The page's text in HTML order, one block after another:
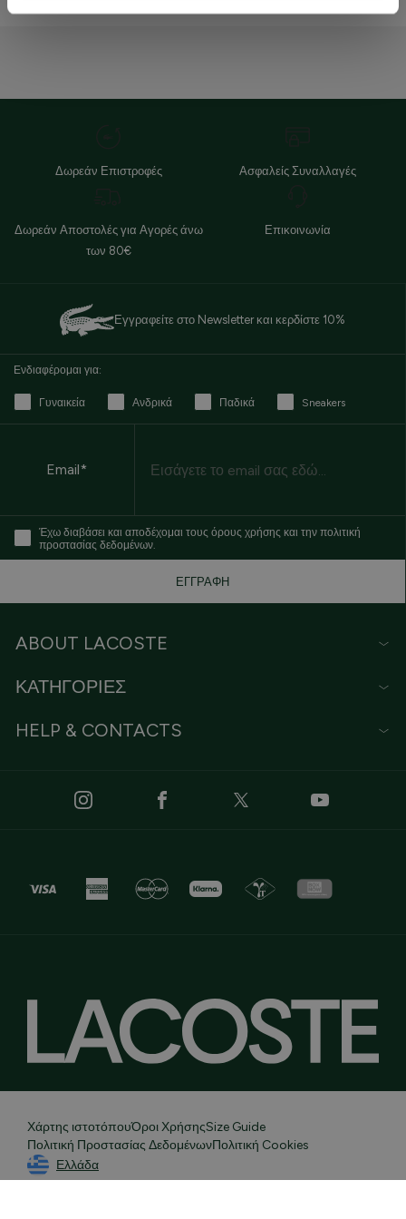
Δωρεάν Επιστροφές Ασφαλείς Συναλλαγές
Δωρεάν Αποστολές για Αγορές άνω
των 80€
Επικοινωνία
Εγγραφείτε στο Newsletter και κερδίστε 10%
Ενδιαφέρομαι για:
Γυναικεία Ανδρικά Παδικά Sneakers
Email*
Έχω διαβάσει και αποδέχομαι τους όρους χρήσης και την πολιτική
προστασίας δεδομένων.
ΕΓΓΡΑΦΗ
ABOUT LACOSTE
ΚΑΤΗΓΟΡΙΕΣ
HELP & CONTACTS
Χάρτης ιστοτόπουΌροι ΧρήσηςSize Guide
Πολιτική Προστασίας ΔεδομένωνΠολιτική Cookies
Ελλάδα